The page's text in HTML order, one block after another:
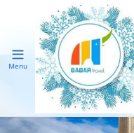
Menu